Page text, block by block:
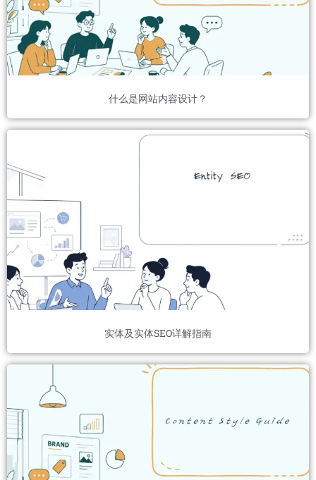
什么是网站内容设计？
实体及实体SEO详解指南